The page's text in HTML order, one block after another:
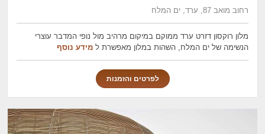
רחוב מואב 87, ערד, ים המלח
מלון רוקסון דזרט ערד ממוקם במיקום מרהיב מול נופי המדבר עוצרי
הנשימה של ים המלח, השהות במלון מאפשרת למידע נוסף
לפרטים והזמנות